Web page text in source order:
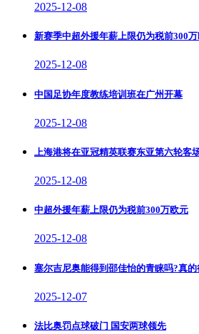
2025-12-08
新赛季中超外援年薪上限仍为税前300
2025-12-08
中国足协年度教练培训班在广州开幕
2025-12-08
上海港将在亚冠精英联赛东亚第六轮客
2025-12-08
中超外援年薪上限仍为税前300万欧元
2025-12-08
塞尔吉尼奥能得到邵佳怡的青睐吗?真
2025-12-07
法比奥罚点球破门 国安两球领先